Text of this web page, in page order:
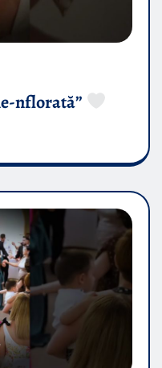
nflorată”